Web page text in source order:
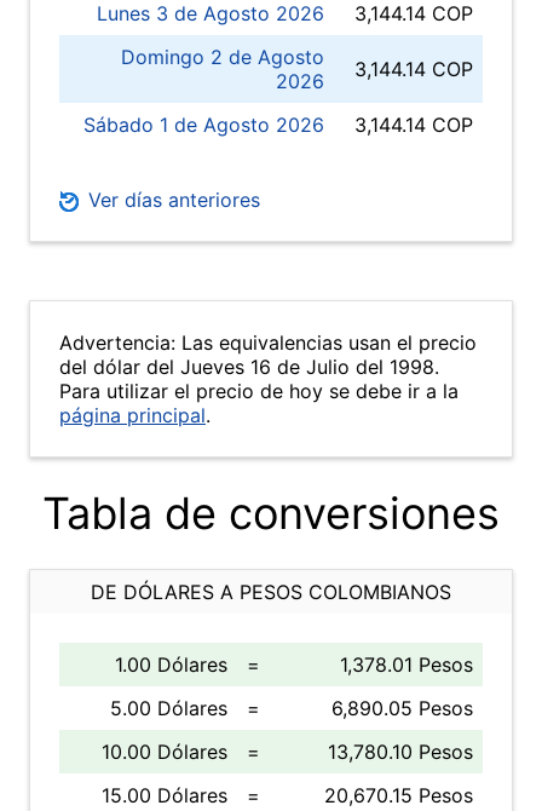
Lunes 3 de Agosto 2026
3,144.14 COP
Domingo 2 de Agosto
2026
3,144.14 COP
Sábado 1 de Agosto 2026 3,144.14 COP
Ver días anteriores
Advertencia: Las equivalencias usan el precio
del dólar del Jueves 16 de Julio del 1998.
Para utilizar el precio de hoy se debe ir a la
página principal.
Tabla de conversiones
DE DÓLARES A PESOS COLOMBIANOS
1.00 Dólares =
1,378.01 Pesos
5.00 Dólares
=
6,890.05 Pesos
10.00 Dólares
=
13,780.10 Pesos
15.00 Dólares
=
20,670.15 Pesos